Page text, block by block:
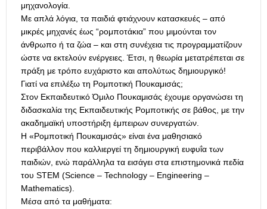
μηχανολογία.
Με απλά λόγια, τα παιδιά φτιάχνουν κατασκευές – από
μικρές μηχανές έως “ρομποτάκια” που μιμούνται τον
άνθρωπο ή τα ζώα – και στη συνέχεια τις προγραμματίζουν
ώστε να εκτελούν ενέργειες. Έτσι, η θεωρία μετατρέπεται σε
πράξη με τρόπο ευχάριστο και απολύτως δημιουργικό!
Γιατί να επιλέξω τη Ρομποτική Πουκαμισάς;
Στον Εκπαιδευτικό Όμιλο Πουκαμισάς έχουμε οργανώσει τη
διδασκαλία της Εκπαιδευτικής Ρομποτικής σε βάθος, με την
ακαδημαϊκή υποστήριξη έμπειρων συνεργατών.
Η «Ρομποτική Πουκαμισάς» είναι ένα μαθησιακό
περιβάλλον που καλλιεργεί τη δημιουργική ευφυΐα των
παιδιών, ενώ παράλληλα τα εισάγει στα επιστημονικά πεδία
του STEM (Science – Technology – Engineering –
Mathematics).
Μέσα από τα μαθήματα: